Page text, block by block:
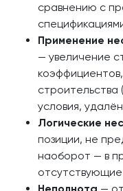
сравнению с
Применение
— увеличение
условия,
Логические
позиции, не
наоборот — в